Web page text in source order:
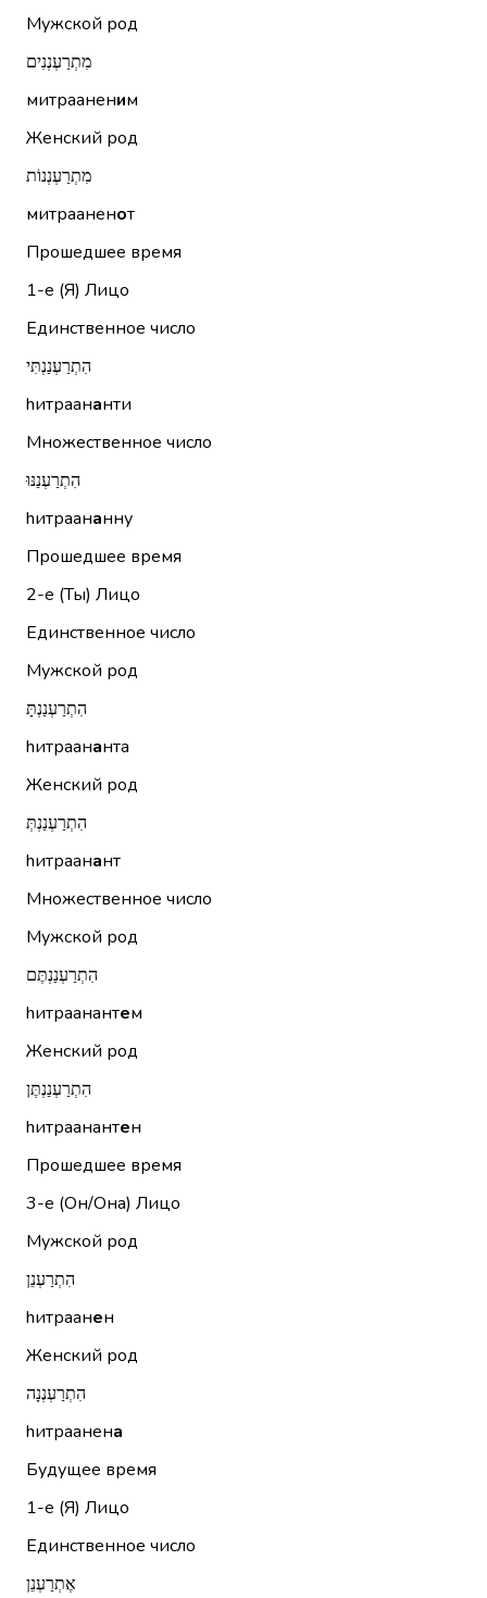
Мужской род
מִתְרַעְנְנִים
митрааненим
Женский род
מִתְרַעְנְנוֹת
митрааненот
Прошедшее время
1-е (Я) Лицо
Единственное число
הִתְרַעְנַנְתִּי
hитраананти
Множественное число
הִתְרַעְנַנּוּ
hитраананну
Прошедшее время
2-е (Ты) Лицо
Единственное число
Мужской род
הִתְרַעְנַנְתָּ
hитраананта
Женский род
הִתְרַעְנַנְתְּ
hитраанант
Множественное число
Мужской род
הִתְרַעְנַנְתֶּם
hитраанантем
Женский род
הִתְרַעְנַנְתֶּן
hитраанантен
Прошедшее время
3-е (Он/Она) Лицо
Мужской род
הִתְרַעְנֵן
hитраанен
Женский род
הִתְרַעְנְנָה
hитраанена
Будущее время
1-е (Я) Лицо
Единственное число
אֶתְרַעְנֵן